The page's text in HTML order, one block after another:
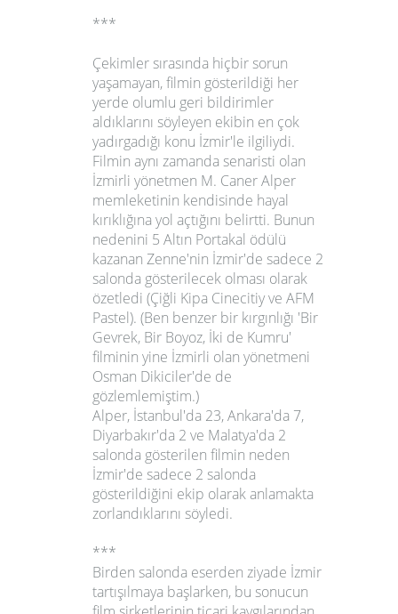
***
Çekimler sırasında hiçbir sorun
yaşamayan, filmin gösterildiği her
yerde olumlu geri bildirimler
aldıklarını söyleyen ekibin en çok
yadırgadığı konu İzmir'le ilgiliydi.
Filmin aynı zamanda senaristi olan
İzmirli yönetmen M. Caner Alper
memleketinin kendisinde hayal
kırıklığına yol açtığını belirtti. Bunun
nedenini 5 Altın Portakal ödülü
kazanan Zenne'nin İzmir'de sadece 2
salonda gösterilecek olması olarak
özetledi (Çiğli Kipa Cinecitiy ve AFM
Pastel). (Ben benzer bir kırgınlığı 'Bir
Gevrek, Bir Boyoz, İki de Kumru'
filminin yine İzmirli olan yönetmeni
Osman Dikiciler'de de
gözlemlemiştim.)
Alper, İstanbul'da 23, Ankara'da 7,
Diyarbakır'da 2 ve Malatya'da 2
salonda gösterilen filmin neden
İzmir'de sadece 2 salonda
gösterildiğini ekip olarak anlamakta
zorlandıklarını söyledi.
***
Birden salonda eserden ziyade İzmir
tartışılmaya başlarken, bu sonucun